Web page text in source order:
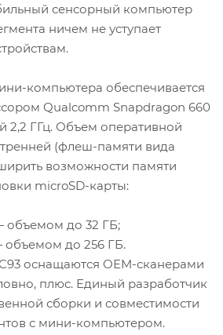
сенсорный компьютер
ничем не уступает
компьютера обеспечивается
Qualcomm Snapdragon 660
2,2 ГГц. Объем оперативной
(флеш-памяти вида
возможности памяти
microSD-карты:
объемом до 32 ГБ;
объемом до 256 ГБ.
оснащаются OEM-сканерами
плюс. Единый разработчик
сборки и совместимости
с мини-компьютером.